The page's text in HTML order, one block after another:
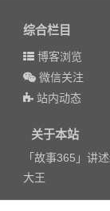
综合栏目
博客浏览
微信关注
站内动态
关于本站
「故事365」讲
大王